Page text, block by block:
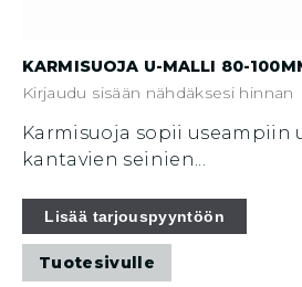
KARMISUOJA U-MALLI 80-
Kirjaudu sisään nähdäksesi hinnan
Karmisuoja sopii useampiin
kantavien seinien...
Lisää tarjouspyyntöön
Tuotesivulle